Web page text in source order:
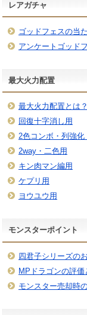
レアガチャ
ゴッドフェスの当
アンケートゴッド
最大火力配置
最大火力配置とは
回復十字消し用
2色コンボ・列強化
2way・二色用
キン肉マン編用
ケプリ用
ヨウユウ用
モンスターポイント
四君子シリーズの
MPドラゴンの評価
モンスター売却時